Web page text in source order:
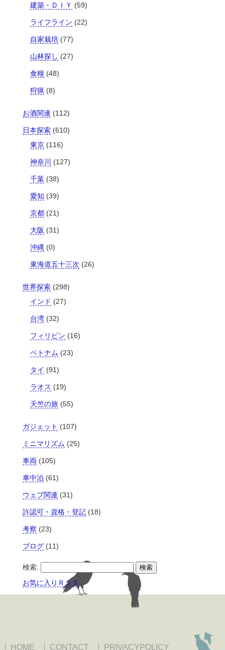
建築・ＤＩＹ (59)
ライフライン (22)
自家栽培(77)
山林探し (27)
食糧(48)
狩猟 (8)
お酒関連 (112)
日本探索(610)
東京(116)
神奈川 (127)
千葉(38)
愛知 (39)
京都(21)
大阪 (31)
沖縄 (0)
東海道五十三次 (26)
世界探索(298)
インド (27)
台湾(32)
フィリピン (16)
ベトナム (23)
タイ (91)
ラオス (19)
天竺の旅(55)
ガジェット (107)
ミニマリズム (25)
車両 (105)
車中泊 (61)
ウェブ関連 (31)
許認可・資格・登記(18)
考察 (23)
ブログ(11)
検索:
お気に入りＲＳＳ
HOME CONTACT PRIVACYPOLICY